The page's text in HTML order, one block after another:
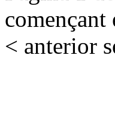
començant
< anterior